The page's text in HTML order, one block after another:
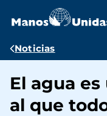
contenido
Ruta
navegación
Noticias
El agua
al que